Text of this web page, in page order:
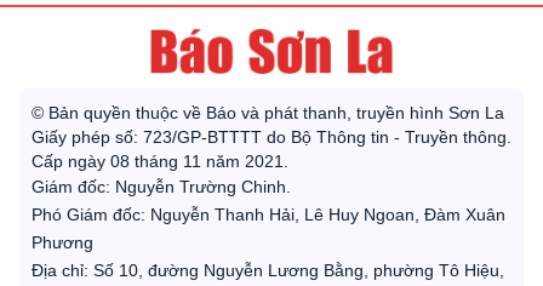
© Bản quyền thuộc về Báo và phát thanh, truyền hình Sơn La
Giấy phép số: 723/GP-BTTTT do Bộ Thông tin - Truyền thông.
Cấp ngày 08 tháng 11 năm 2021.
Giám đốc: Nguyễn Trường Chinh.
Phó Giám đốc: Nguyễn Thanh Hải, Lê Huy Ngoan, Đàm Xuân
Phương
Địa chỉ: Số 10, đường Nguyễn Lương Bằng, phường Tô Hiệu,